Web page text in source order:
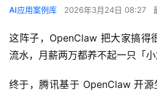
AI应用案例库 2026年3月24日 08:27
这阵子，OpenClaw 把大家搞得
流水，月薪两万都养不起一只「小
终于，腾讯基于 OpenClaw 开